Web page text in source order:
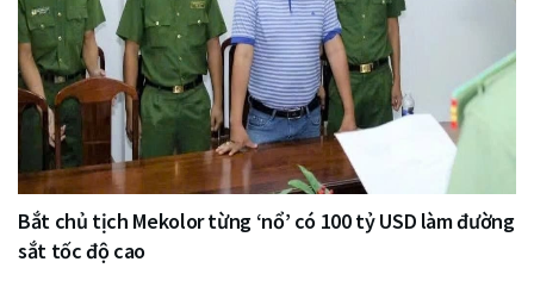
Bắt chủ tịch Mekolor từng ‘nổ’ có 100 tỷ USD làm đường
sắt tốc độ cao